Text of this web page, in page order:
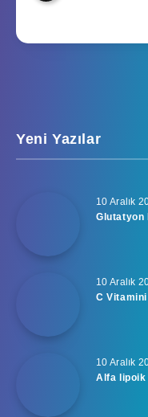
Yeni Yazılar
10 Aralık
Glutatyon
10 Aralık
C
10 Aralık
Alfa lipoik